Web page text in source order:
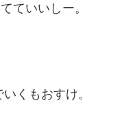
ていいしー。
くもおすけ。